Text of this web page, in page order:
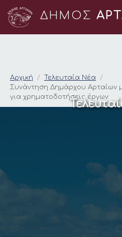
ΔΗΜΟΣ
Αρχική
Τελευταία Νέα
Συνάντηση Δημάρχου Αρταίων
για χρηματοδοτήσεις έργων